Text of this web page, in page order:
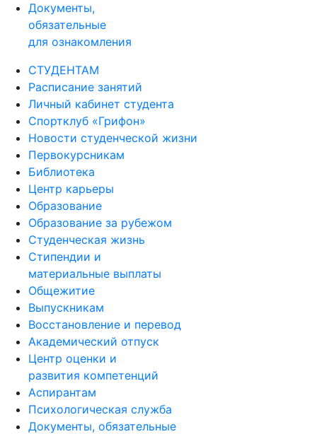
Документы,
обязательные
для ознакомления
СТУДЕНТАМ
Расписание занятий
Личный кабинет студента
Спортклуб «Грифон»
Новости студенческой жизни
Первокурсникам
Библиотека
Центр карьеры
Образование
Образование за рубежом
Студенческая жизнь
Стипендии и
материальные выплаты
Общежитие
Выпускникам
Восстановление и перевод
Академический отпуск
Центр оценки и
развития компетенций
Аспирантам
Психологическая служба
Документы, обязательные